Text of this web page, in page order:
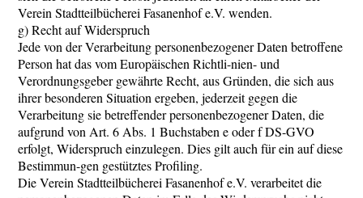
Verein Stadtteilbücherei Fasanenhof e.V. wenden.
g) Recht auf Widerspruch
Jede von der Verarbeitung personenbezogener Daten betroffene
Person hat das vom Europäischen Richtli-nien- und
Verordnungsgeber gewährte Recht, aus Gründen, die sich aus
ihrer besonderen Situation ergeben, jederzeit gegen die
Verarbeitung sie betreffender personenbezogener Daten, die
aufgrund von Art. 6 Abs. 1 Buchstaben e oder f DS-GVO
erfolgt, Widerspruch einzulegen. Dies gilt auch für ein auf diese
Bestimmun-gen gestütztes Profiling.
Die Verein Stadtteilbücherei Fasanenhof e.V. verarbeitet die